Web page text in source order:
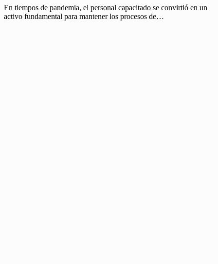
En tiempos de pandemia, el personal capacitado se convirtió en un
activo fundamental para mantener los procesos de…